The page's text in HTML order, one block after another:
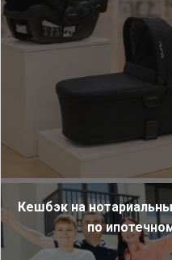
Кешбэк на
по